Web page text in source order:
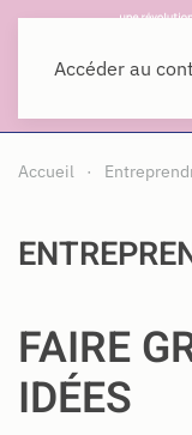
Accéder au
Accueil
FAIRE
IDÉES